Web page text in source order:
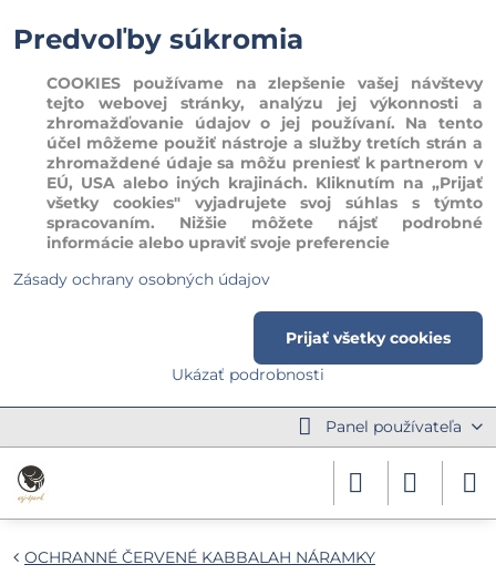
Panel používateľa
OCHRANNÉ ČERVENÉ KABBALAH NÁRAMKY
Predvoľby súkromia
COOKIES používame na zlepšenie vašej návštevy
tejto webovej stránky, analýzu jej výkonnosti a
zhromažďovanie údajov o jej používaní. Na tento
účel môžeme použiť nástroje a služby tretích strán a
zhromaždené údaje sa môžu preniesť k partnerom v
EÚ, USA alebo iných krajinách. Kliknutím na „Prijať
všetky cookies" vyjadrujete svoj súhlas s týmto
spracovaním. Nižšie môžete nájsť podrobné
informácie alebo upraviť svoje preferencie
Zásady ochrany osobných údajov
Ukázať podrobnosti
Prijať všetky cookies